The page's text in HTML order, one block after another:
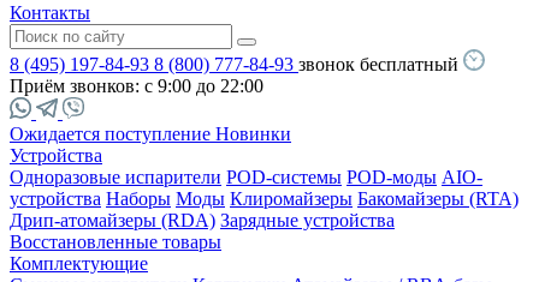
Контакты
8 (495) 197-84-93 8 (800) 777-84-93 звонок бесплатный
Приём звонков: с 9:00 до 22:00
Ожидается поступление Новинки
Устройства
Одноразовые испарители POD-системы POD-моды AIO-
устройства Наборы Моды Клиромайзеры Бакомайзеры (RTA)
Дрип-атомайзеры (RDA) Зарядные устройства
Восстановленные товары
Комплектующие